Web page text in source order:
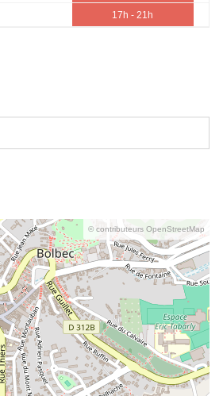
17h - 21h
© contributeurs OpenStreetMap